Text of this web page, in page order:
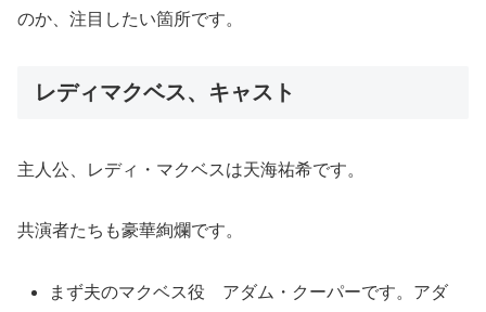
のか、注目したい箇所です。
レディマクベス、キャスト
主人公、レディ・マクベスは天海祐希です。
共演者たちも豪華絢爛です。
まず夫のマクベス役 アダム・クーパーです。アダ